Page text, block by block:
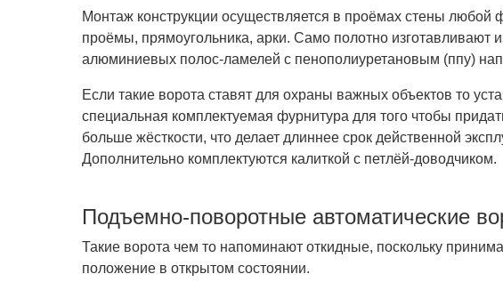
Монтаж конструкции осуществляется в проёмах стены
проёмы, прямоугольника, арки. Само полотно изготавливают
алюминиевых полос-ламелей с пенополиуретановым (ппу)
Если такие ворота ставят для охраны важных объектов то
специальная комплектуемая фурнитура для того чтобы
больше жёсткости, что делает длиннее срок действенной
Дополнительно комплектуются калиткой с петлёй-доводчиком.
Подъемно-поворотные автоматические
Такие ворота чем то напоминают откидные, поскольку
положение в открытом состоянии.